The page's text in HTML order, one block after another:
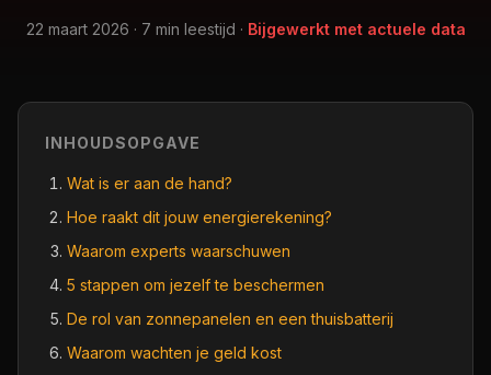
22 maart 2026 · 7 min leestijd · Bijgewerkt met actuele data
INHOUDSOPGAVE
Wat is er aan de hand?
Hoe raakt dit jouw energierekening?
Waarom experts waarschuwen
5 stappen om jezelf te beschermen
De rol van zonnepanelen en een thuisbatterij
Waarom wachten je geld kost